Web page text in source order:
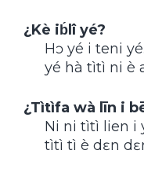
¿Kè ib́lî yé?
Hɔ yé i teni
yé hà tìtì ni è
¿Tìtìfa wà līn i
Ni ni tìtì lien i
tìtì tì è dɛn